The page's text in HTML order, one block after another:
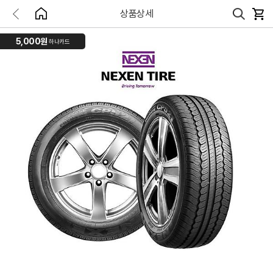
상품상세
5,000원 하나카드